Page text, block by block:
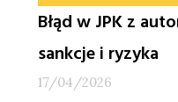
Błąd w JPK z
sankcje i ryzyka
17/04/2026